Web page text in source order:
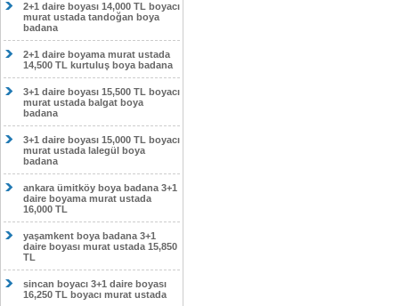
2+1 daire boyası 14,000 TL boyacı
murat ustada tandoğan boya
badana
2+1 daire boyama murat ustada
14,500 TL kurtuluş boya badana
3+1 daire boyası 15,500 TL boyacı
murat ustada balgat boya
badana
3+1 daire boyası 15,000 TL boyacı
murat ustada lalegül boya
badana
ankara ümitköy boya badana 3+1
daire boyama murat ustada
16,000 TL
yaşamkent boya badana 3+1
daire boyası murat ustada 15,850
TL
sincan boyacı 3+1 daire boyası
16,250 TL boyacı murat ustada